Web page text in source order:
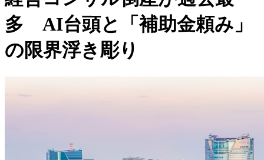
多 AI台頭と「補助金頼み」
の限界浮き彫り